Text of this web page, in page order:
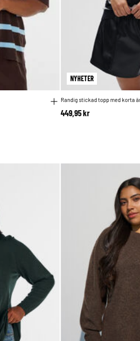
NYHETER
Randig stickad topp med korta
449,95 kr